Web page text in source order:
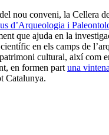
nou conveni, la Cellera
d’Arqueologia i
que ajuda en la
en els camps de
cultural, així com
en formen part una vintena
Catalunya.